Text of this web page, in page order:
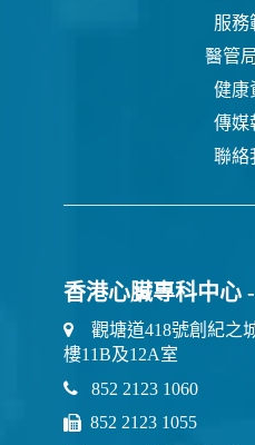
服務
醫管
健康
傳媒
聯絡
香港心臟專科中心
觀塘道418號創紀之
樓11B及12A室
852 2123 1060
852 2123 1055